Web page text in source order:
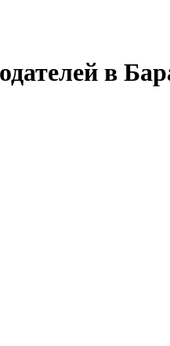
в